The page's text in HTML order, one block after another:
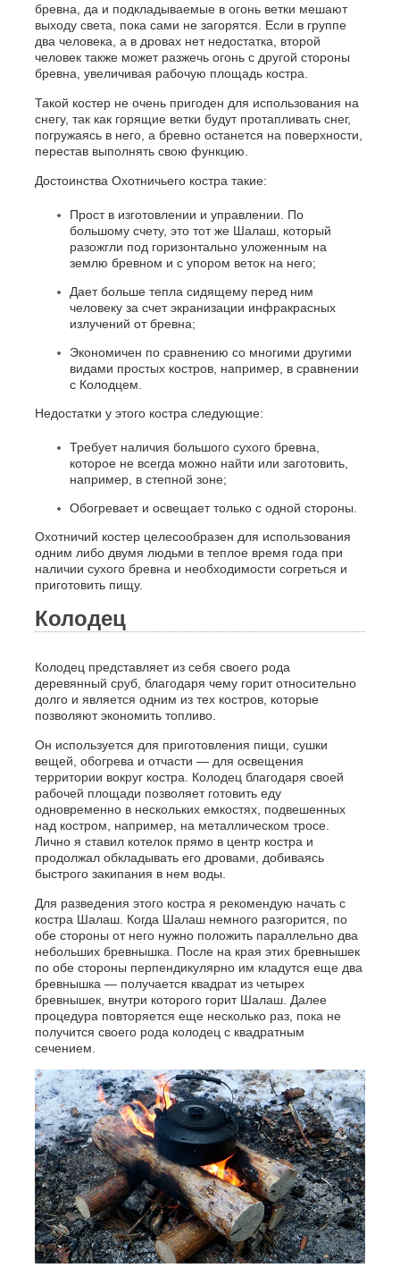
бревна, да и подкладываемые в огонь ветки мешают
выходу света, пока сами не загорятся. Если в группе
два человека, а в дровах нет недостатка, второй
человек также может разжечь огонь с другой стороны
бревна, увеличивая рабочую площадь костра.
Такой костер не очень пригоден для использования на
снегу, так как горящие ветки будут протапливать снег,
погружаясь в него, а бревно останется на поверхности,
перестав выполнять свою функцию.
Достоинства Охотничьего костра такие:
Прост в изготовлении и управлении. По
большому счету, это тот же Шалаш, который
разожгли под горизонтально уложенным на
землю бревном и с упором веток на него;
Дает больше тепла сидящему перед ним
человеку за счет экранизации инфракрасных
излучений от бревна;
Экономичен по сравнению со многими другими
видами простых костров, например, в сравнении
с Колодцем.
Недостатки у этого костра следующие:
Требует наличия большого сухого бревна,
которое не всегда можно найти или заготовить,
например, в степной зоне;
Обогревает и освещает только с одной стороны.
Охотничий костер целесообразен для использования
одним либо двумя людьми в теплое время года при
наличии сухого бревна и необходимости согреться и
приготовить пищу.
Колодец
Колодец представляет из себя своего рода
деревянный сруб, благодаря чему горит относительно
долго и является одним из тех костров, которые
позволяют экономить топливо.
Он используется для приготовления пищи, сушки
вещей, обогрева и отчасти — для освещения
территории вокруг костра. Колодец благодаря своей
рабочей площади позволяет готовить еду
одновременно в нескольких емкостях, подвешенных
над костром, например, на металлическом тросе.
Лично я ставил котелок прямо в центр костра и
продолжал обкладывать его дровами, добиваясь
быстрого закипания в нем воды.
Для разведения этого костра я рекомендую начать с
костра Шалаш. Когда Шалаш немного разгорится, по
обе стороны от него нужно положить параллельно два
небольших бревнышка. После на края этих бревнышек
по обе стороны перпендикулярно им кладутся еще два
бревнышка — получается квадрат из четырех
бревнышек, внутри которого горит Шалаш. Далее
процедура повторяется еще несколько раз, пока не
получится своего рода колодец с квадратным
сечением.